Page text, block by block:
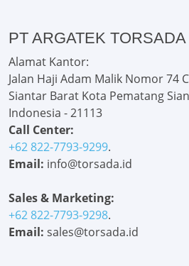
PT ARGATEK
Alamat Kantor:
Jalan Haji Adam Malik Nomor 74
Siantar Barat Kota Pematang
Indonesia - 21113
Call Center:
+62 822-7793-9299.
Email: info@torsada.id
Sales & Marketing:
+62 822-7793-9298.
Email: sales@torsada.id